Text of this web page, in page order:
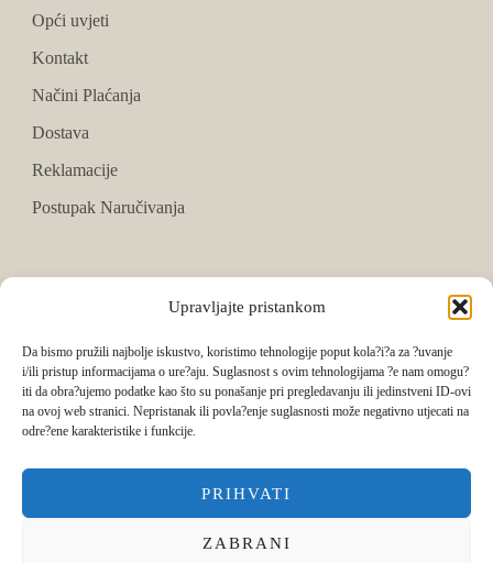
Upravljajte pristankom
Da bismo pružili najbolje iskustvo, koristimo tehnologije poput kola?i?a za ?uvanje
i/ili pristup informacijama o ure?aju. Suglasnost s ovim tehnologijama ?e nam omogu?
iti da obra?ujemo podatke kao što su ponašanje pri pregledavanju ili jedinstveni ID-ovi
na ovoj web stranici. Nepristanak ili povla?enje suglasnosti može negativno utjecati na
odre?ene karakteristike i funkcije.
PRIHVATI
ZABRANI
Opći uvjeti
Kontakt
Načini Plaćanja
Dostava
Reklamacije
Postupak Naručivanja
Instagram
Tik Tok